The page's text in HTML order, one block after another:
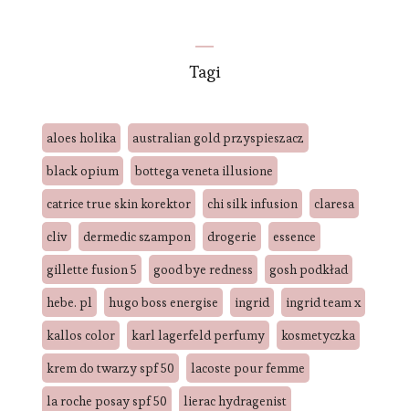
Tagi
aloes holika
australian gold przyspieszacz
black opium
bottega veneta illusione
catrice true skin korektor
chi silk infusion
claresa
cliv
dermedic szampon drogerie
essence
gillette fusion 5
good bye redness
gosh podkład
hebe. pl
hugo boss energise ingrid
ingrid team x
kallos color
karl lagerfeld perfumy
kosmetyczka
krem do twarzy spf 50
lacoste pour femme
la roche posay spf 50
lierac hydragenist